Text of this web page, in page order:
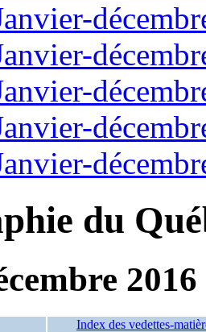
du
2016
Index des vedettes-